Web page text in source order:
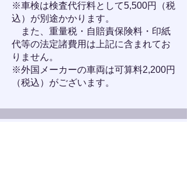
※車検は検査代行料として5,500円（税
込）が別途かかります。
また、重量税・自賠責保険料・印紙
代等の法定諸費用は上記に含まれてお
りません。
※外国メーカーの車両は可算料2,200円
（税込）がございます。